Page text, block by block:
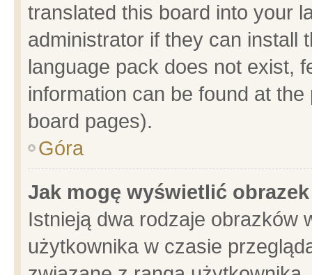
translated this board into your
administrator if they can install
language pack does not exist,
information can be found at
board pages).
Góra
Jak mogę wyświetlić
Istnieją dwa rodzaje obrazków
użytkownika w czasie